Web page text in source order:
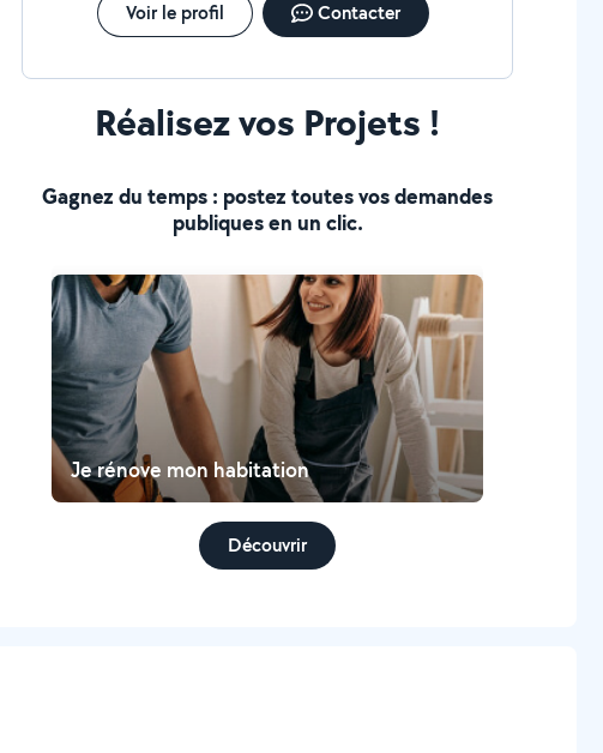
Voir le profil Contacter
Réalisez vos Projets !
Gagnez du temps : postez toutes vos demandes
publiques en un clic.
Je rénove mon habitation
Découvrir